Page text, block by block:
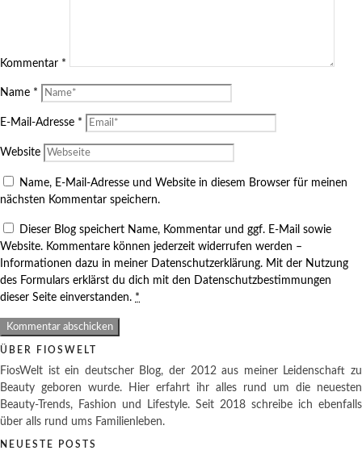
Kommentar *
Name *
E-Mail-Adresse *
Website
Name, E-Mail-Adresse und Website in diesem Browser für meinen
nächsten Kommentar speichern.
Dieser Blog speichert Name, Kommentar und ggf. E-Mail sowie
Website. Kommentare können jederzeit widerrufen werden –
Informationen dazu in meiner Datenschutzerklärung. Mit der Nutzung
des Formulars erklärst du dich mit den Datenschutzbestimmungen
dieser Seite einverstanden. *
ÜBER FIOSWELT
FiosWelt ist ein deutscher Blog, der 2012 aus meiner Leidenschaft zu
Beauty geboren wurde. Hier erfahrt ihr alles rund um die neuesten
Beauty-Trends, Fashion und Lifestyle. Seit 2018 schreibe ich ebenfalls
über alls rund ums Familienleben.
NEUESTE POSTS